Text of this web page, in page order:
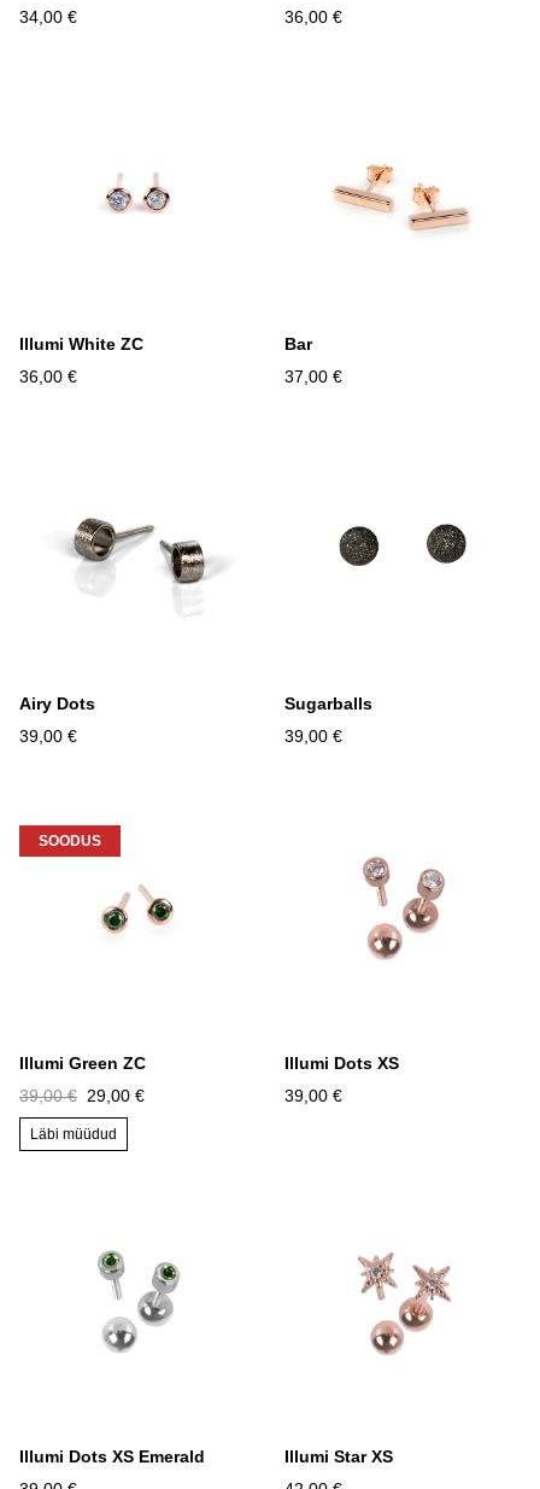
34,00 €
36,00 €
Illumi White ZC
36,00 €
Bar
37,00 €
Airy Dots
39,00 €
Sugarballs
39,00 €
SOODUS
Illumi Green ZC
39,00 € 29,00 €
Läbi müüdud
Illumi Dots XS
39,00 €
Illumi Dots XS Emerald
Illumi Star XS